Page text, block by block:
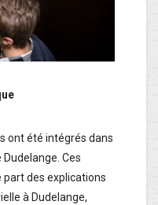
ont été intégrés dans
Ces
des explications
à Dudelange,